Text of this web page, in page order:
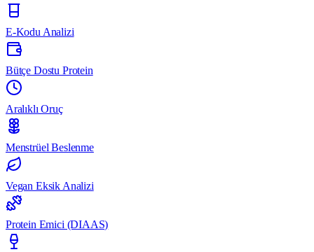
E-Kodu Analizi
Bütçe Dostu Protein
Aralıklı Oruç
Menstrüel Beslenme
Vegan Eksik Analizi
Protein Emici (DIAAS)